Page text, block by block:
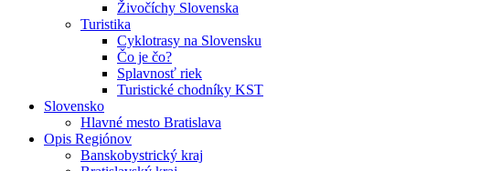
Živočíchy Slovenska
Turistika
Cyklotrasy na Slovensku
Čo je čo?
Splavnosť riek
Turistické chodníky KST
Slovensko
Hlavné mesto Bratislava
Opis Regiónov
Banskobystrický kraj